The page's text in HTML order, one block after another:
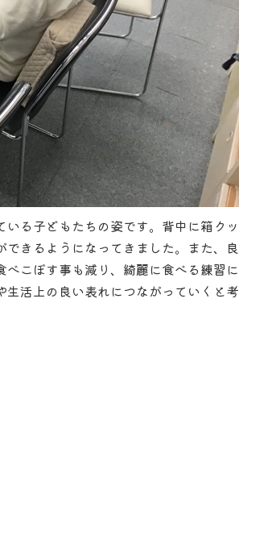
る子どもたちの姿です。背中に箱クッ
きるようになってきました。また、良
こぼす事も減り、綺麗に食べる練習に
活上の良い表れにつながっていくと考